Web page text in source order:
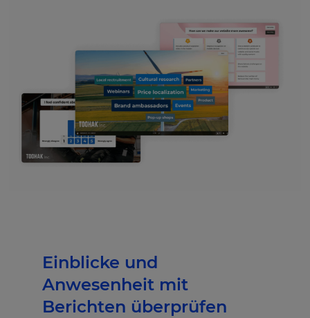
Einblicke und
Anwesenheit mit
Berichten überprüfen